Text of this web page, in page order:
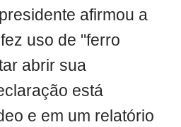
afirmou a
uso de "ferro
abrir sua
está
e em um relatório